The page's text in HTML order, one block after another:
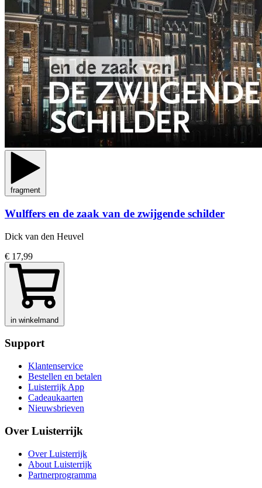
fragment
Wulffers en de zaak van de zwijgende schilder
Dick van den Heuvel
€ 17,99
in winkelmand
Support
Klantenservice
Bestellen en betalen
Luisterrijk App
Cadeaukaarten
Nieuwsbrieven
Over Luisterrijk
Over Luisterrijk
About Luisterrijk
Partnerprogramma